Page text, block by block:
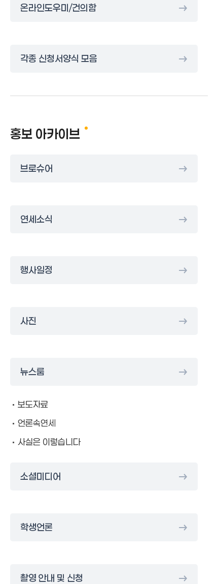
온라인도우미/건의함
각종 신청서양식 모음
홍보 아카이브
브로슈어
연세소식
행사일정
사진
뉴스룸
보도자료
언론속연세
사실은 이렇습니다
소셜미디어
학생언론
촬영 안내 및 신청